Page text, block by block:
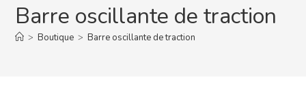
Barre oscillante de traction
> Boutique > Barre oscillante de traction